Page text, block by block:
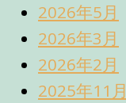
2026年5月
2026年3月
2026年2月
2025年11月